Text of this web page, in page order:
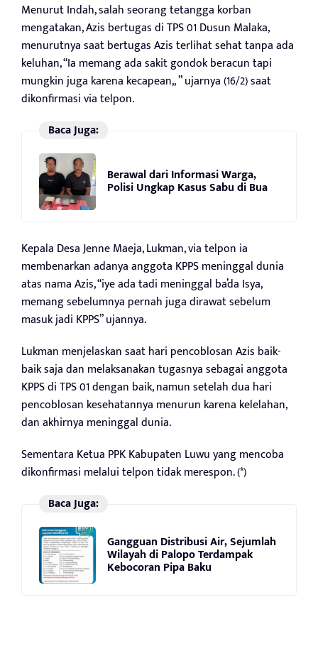
Menurut Indah, salah seorang tetangga korban
mengatakan, Azis bertugas di TPS 01 Dusun Malaka,
menurutnya saat bertugas Azis terlihat sehat tanpa ada
keluhan, “Ia memang ada sakit gondok beracun tapi
mungkin juga karena kecapean,, ” ujarnya (16/2) saat
dikonfirmasi via telpon.
Baca Juga:
Berawal dari Informasi Warga,
Polisi Ungkap Kasus Sabu di Bua
Kepala Desa Jenne Maeja, Lukman, via telpon ia
membenarkan adanya anggota KPPS meninggal dunia
atas nama Azis, “iye ada tadi meninggal ba’da Isya,
memang sebelumnya pernah juga dirawat sebelum
masuk jadi KPPS” ujannya.
Lukman menjelaskan saat hari pencoblosan Azis baik-
baik saja dan melaksanakan tugasnya sebagai anggota
KPPS di TPS 01 dengan baik, namun setelah dua hari
pencoblosan kesehatannya menurun karena kelelahan,
dan akhirnya meninggal dunia.
Sementara Ketua PPK Kabupaten Luwu yang mencoba
dikonfirmasi melalui telpon tidak merespon. (*)
Baca Juga:
Gangguan Distribusi Air, Sejumlah
Wilayah di Palopo Terdampak
Kebocoran Pipa Baku